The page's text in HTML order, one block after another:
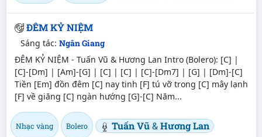
ĐÊM KỶ NIỆM
Sáng tác: Ngân Giang
ĐÊM KỶ NIỆM - Tuấn Vũ & Hương Lan Intro (Bolero): [C] |
[C]-[Dm] | [Am]-[G] | [C] | [C] | [C]-[Dm7] | [G] | [Dm]-[C]
Tiền [Em] đồn đêm [C] nay tinh [F] tú vỡ trong [C] mây lạnh
[F] về giăng [C] ngàn hướng [G]-[C] Năm...
Nhạc vàng Bolero Tuấn Vũ&Hương Lan